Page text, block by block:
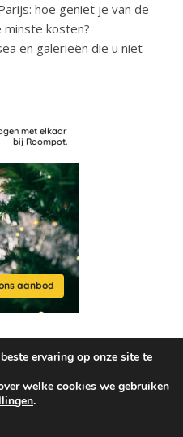
hoe geniet je van de
kosten?
en galerieën die u niet
ervaring op onze site te
welke cookies we gebruiken
.